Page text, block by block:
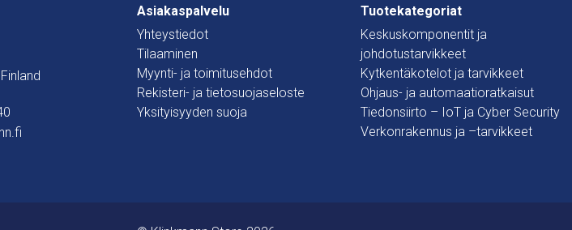
Asiakaspalvelu
Yhteystiedot
Tilaaminen
Myynti- ja toimitusehdot
Rekisteri- ja tietosuojaseloste
Yksityisyyden suoja
Tuotekategoriat
Keskuskomponentit ja
johdotustarvikkeet
Kytkentäkotelot ja tarvikkeet
Ohjaus- ja automaatioratkaisut
Tiedonsiirto – IoT ja Cyber Security
Verkonrakennus ja –tarvikkeet